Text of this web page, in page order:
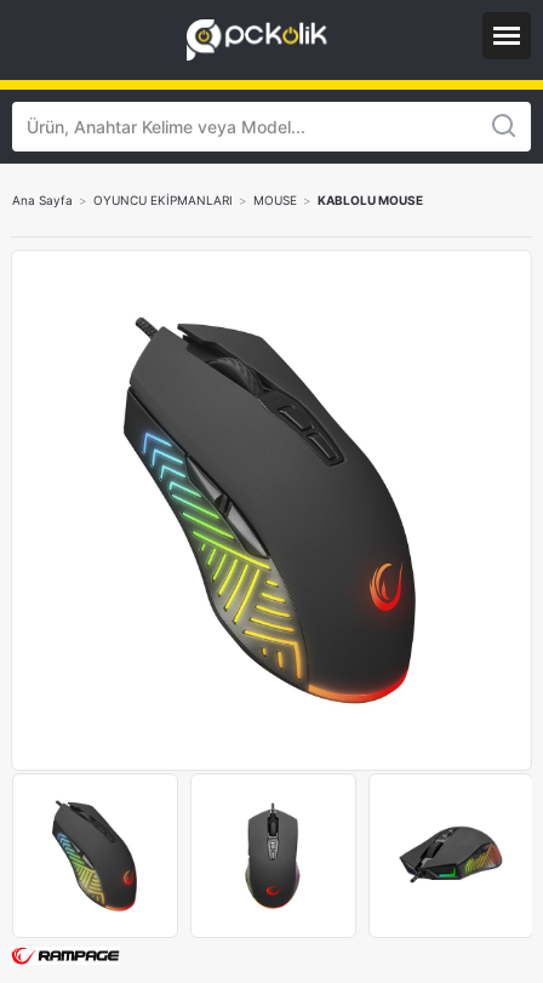
Ana Sayfa > OYUNCU EKİPMANLARI > MOUSE > KABLOLU MOUSE